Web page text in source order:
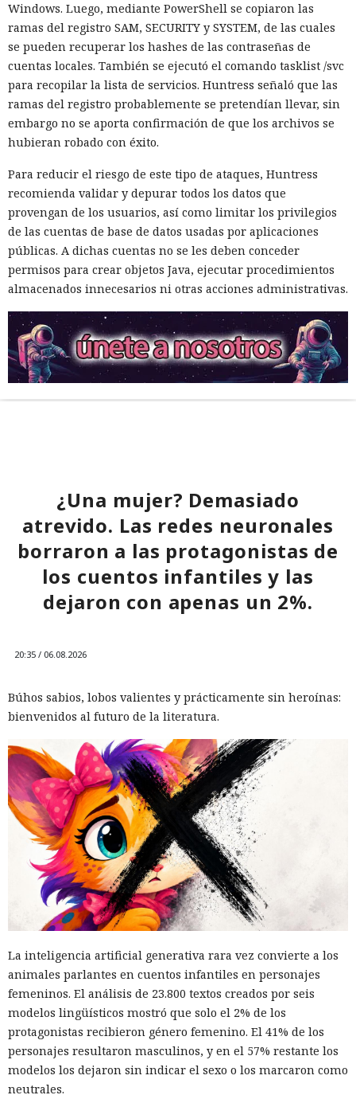
Windows. Luego, mediante PowerShell se copiaron las
ramas del registro SAM, SECURITY y SYSTEM, de las cuales
se pueden recuperar los hashes de las contraseñas de
cuentas locales. También se ejecutó el comando tasklist /svc
para recopilar la lista de servicios. Huntress señaló que las
ramas del registro probablemente se pretendían llevar, sin
embargo no se aporta confirmación de que los archivos se
hubieran robado con éxito.
Para reducir el riesgo de este tipo de ataques, Huntress
recomienda validar y depurar todos los datos que
provengan de los usuarios, así como limitar los privilegios
de las cuentas de base de datos usadas por aplicaciones
públicas. A dichas cuentas no se les deben conceder
permisos para crear objetos Java, ejecutar procedimientos
almacenados innecesarios ni otras acciones administrativas.
¿Una mujer? Demasiado
atrevido. Las redes neuronales
borraron a las protagonistas de
los cuentos infantiles y las
dejaron con apenas un 2%.
20:35 / 06.08.2026
Búhos sabios, lobos valientes y prácticamente sin heroínas:
bienvenidos al futuro de la literatura.
La inteligencia artificial generativa rara vez convierte a los
animales parlantes en cuentos infantiles en personajes
femeninos. El análisis de 23.800 textos creados por seis
modelos lingüísticos mostró que solo el 2% de los
protagonistas recibieron género femenino. El 41% de los
personajes resultaron masculinos, y en el 57% restante los
modelos los dejaron sin indicar el sexo o los marcaron como
neutrales.